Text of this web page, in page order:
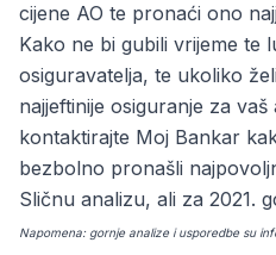
cijene AO te pronaći ono
Kako ne bi gubili vrijeme te
osiguravatelja, te ukoliko
najjeftinije osiguranje za
kontaktirajte Moj Bankar
bezbolno pronašli
Sličnu analizu, ali za 2021.
Napomena: gornje analize i usporedbe su